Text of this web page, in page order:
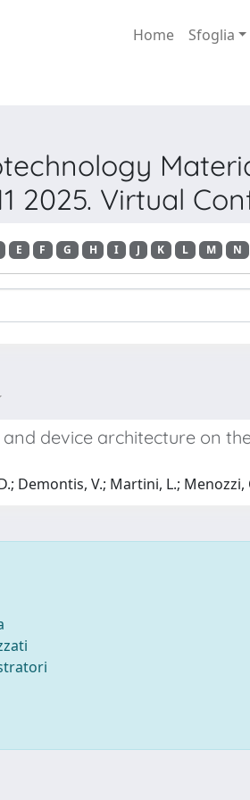
Home Sfoglia
2025. Virtual
E F G H I J K L M N
device architecture on
Demontis, V.; Martini, L.; Menozzi,